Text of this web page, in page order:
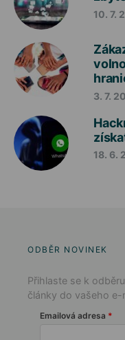
10. 7.
3. 7.
18. 6.
ODBĚR NOVINEK
Přihlaste se k
články do vašeho e-
Emailová adresa